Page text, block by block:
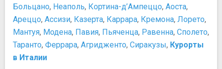
Площадь Испании
Площадь Торре-Арджентина
Пьяцца Навона
Пьяцца-дель-Пополо
Фонтан Баркачча
Рекомендации по шопингу
Список торговых улиц в Риме
Сувениры и шопинг
Что привезти из Рима
Шопинг-этикет
Больцано, Неаполь, Кортина-д’Ампеццо, Аоста,
Ареццо, Ассизи, Казерта, Каррара, Кремона, Лорето,
Мантуя, Модена, Павия, Пьяченца, Равенна, Сполето,
Таранто, Феррара, Агридженто, Сиракузы, Курорты
в Италии